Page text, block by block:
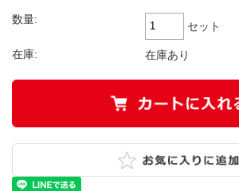
数量:
セット
在庫: 在庫あり